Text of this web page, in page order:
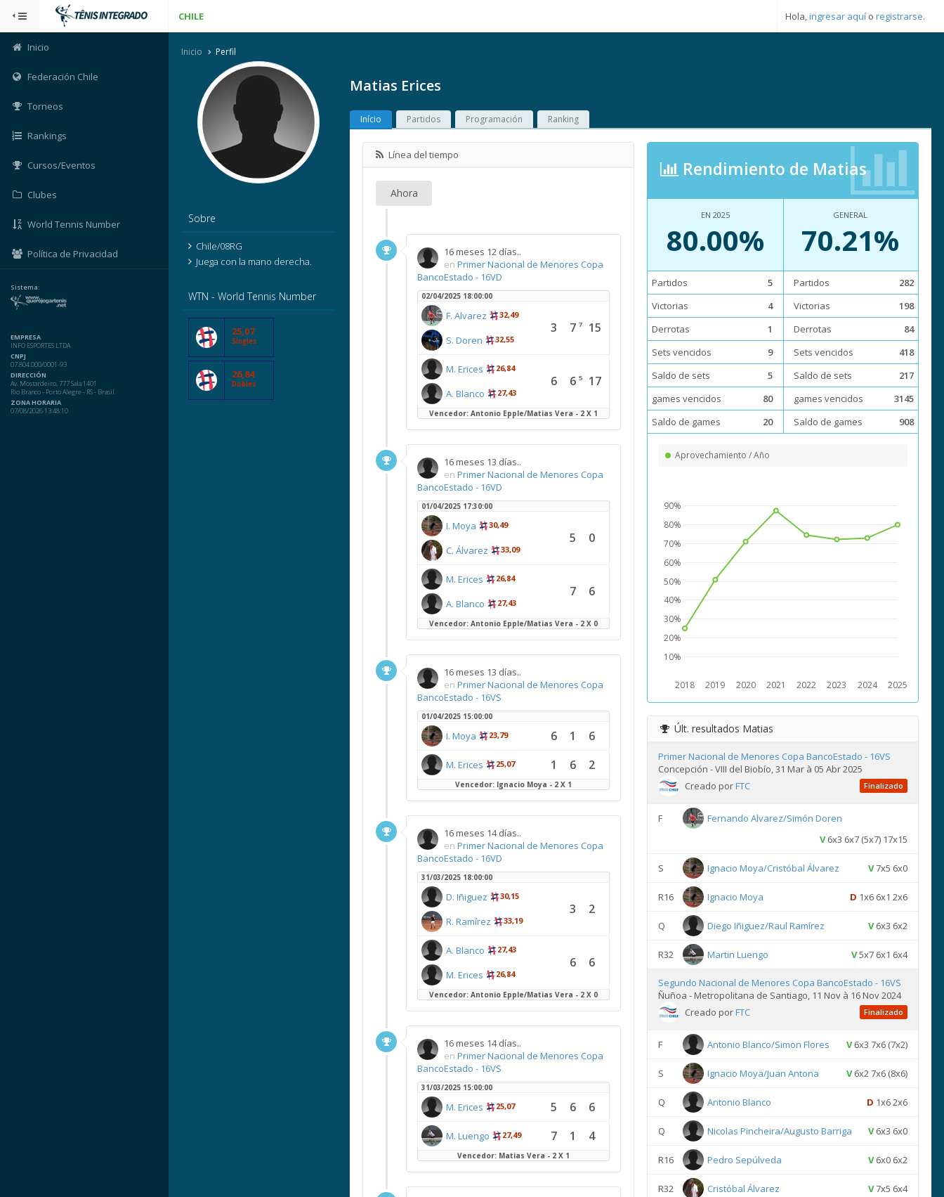
CHILE Hola,ingresar aquí o registrarse.
Inicio
Federación Chile
Torneos
Rankings
Cursos/Eventos
Clubes
World Tennis Number
Política de Privacidad
Sistema:
EMPRESA
INFO ESPORTES LTDA
CNPJ
07.804.000/0001-93
DIRECCIÓN
Av. Mostardeiro, 777 Sala 1401
Rio Branco - Porto Alegre - RS - Brasil
ZONA HORARIA
07/08/2026 13:48:10
Inicio Perfil
Matias Erices
Sobre
Chile/08RG
Juega con la mano derecha.
WTN - World Tennis Number
25,07
Singles
26,84
Dobles
Início Partidos Programación Ranking
Línea del tiempo
Ahora
16 meses 12 días..
en Primer Nacional de Menores Copa
BancoEstado - 16VD
02/04/2025 18:00:00
F. Alvarez 32,49
S. Doren 32,55
3 7 7 15
M. Erices 26,84
A. Blanco 27,43
6 6 5 17
Vencedor: Antonio Epple/Matias Vera - 2 X 1
16 meses 13 días..
en Primer Nacional de Menores Copa
BancoEstado - 16VD
01/04/2025 17:30:00
I. Moya 30,49
C. Álvarez 33,09
5 0
M. Erices 26,84
A. Blanco 27,43
7 6
Vencedor: Antonio Epple/Matias Vera - 2 X 0
16 meses 13 días..
en Primer Nacional de Menores Copa
BancoEstado - 16VS
01/04/2025 15:00:00
I. Moya 23,79 6 1 6
M. Erices 25,07 1 6 2
Vencedor: Ignacio Moya - 2 X 1
16 meses 14 días..
en Primer Nacional de Menores Copa
BancoEstado - 16VD
31/03/2025 18:00:00
D. Iñiguez 30,15
R. Ramírez 33,19
3 2
A. Blanco 27,43
M. Erices 26,84
6 6
Vencedor: Antonio Epple/Matias Vera - 2 X 0
16 meses 14 días..
en Primer Nacional de Menores Copa
BancoEstado - 16VS
31/03/2025 15:00:00
M. Erices 25,07 5 6 6
M. Luengo 27,49 7 1 4
Vencedor: Matias Vera - 2 X 1
Rendimiento de Matias
EN 2025
80.00%
Partidos
5
Victorias
4
Derrotas
1
Sets vencidos
9
Saldo de sets
5
games vencidos
80
Saldo de games
20
GENERAL
70.21%
Partidos
282
Victorias
198
Derrotas
84
Sets vencidos
418
Saldo de sets
217
games vencidos
3145
Saldo de games
908
Aprovechamiento / Año
2018 2019 2020 2021 2022 2023 2024 2025
10%
20%
30%
40%
50%
60%
70%
80%
90%
Últ. resultados Matias
Primer Nacional de Menores Copa BancoEstado - 16VS
Concepción - VIII del Biobío, 31 Mar à 05 Abr 2025
Creado porFTC Finalizado
F
Fernando Alvarez/Simón Doren
V6x3 6x7 (5x7) 17x15
S Ignacio Moya/Cristóbal Álvarez V7x5 6x0
R16 Ignacio Moya D 1x6 6x1 2x6
Q Diego Iñiguez/Raul Ramírez V6x3 6x2
R32 Martin Luengo V5x7 6x1 6x4
Segundo Nacional de Menores Copa BancoEstado - 16VS
Ñuñoa - Metropolitana de Santiago, 11 Nov à 16 Nov 2024
Creado porFTC Finalizado
F Antonio Blanco/Simon Flores V6x3 7x6 (7x2)
S Ignacio Moya/Juan Antona V6x2 7x6 (8x6)
Q Antonio Blanco D 1x6 2x6
Q Nicolas Pincheira/Augusto Barriga V6x3 6x0
R16 Pedro Sepúlveda V6x0 6x2
R32 Cristóbal Álvarez V7x5 6x4